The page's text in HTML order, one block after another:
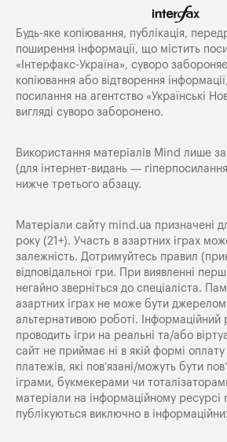
Будь-яке копiювання, публiкацiя,
поширення iнформацiї, що мiстить
«Iнтерфакс-Україна», суворо
копіювання або відтворення
посилання на агентство «Українські
вигляді суворо заборонено.
Використання матеріалів Mind лише
(для інтернет-видань —
нижче третього абзацу.
Матеріали сайту mind.ua призначені
року (21+). Участь в азартних іграх
залежність. Дотримуйтесь правил
відповідальної гри. При виявленні
негайно зверніться до спеціаліста.
азартних іграх не може бути джерелом
альтернативою роботі.
проводить ігри на реальні та/або
сайт не приймає ні в якій формі
платежів, які пов’язані/можуть бути
іграми, букмекерами чи
матеріали на інформаційному ресурсі
публікуються виключно в